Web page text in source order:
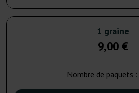
1 graine
9,00 €
Nombre de paquets :